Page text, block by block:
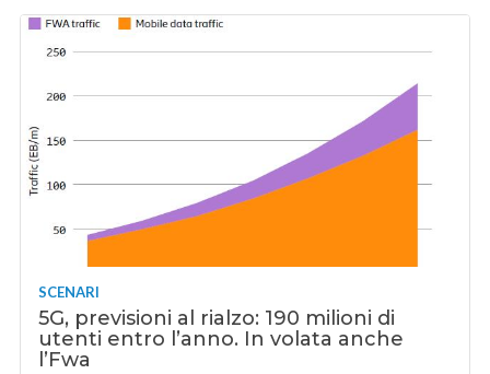
SCENARI
5G, previsioni al rialzo: 190 milioni di
utenti entro l’anno. In volata anche
l’Fwa